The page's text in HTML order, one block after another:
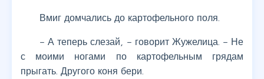
Вмиг домчались до картофельного поля.
– А теперь слезай, – говорит Жужелица. – Не
с моими ногами по картофельным грядам
прыгать. Другого коня бери.